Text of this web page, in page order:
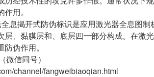
用。
揭开式防伪标识是应用激光器全息图制
、黏膜层和、底层四一部分构成。在激
伪作用。
信同号）
channel/fangweibiaoqian.html